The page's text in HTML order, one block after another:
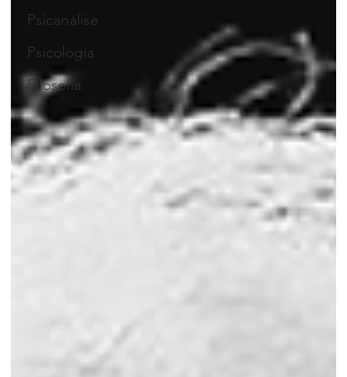
Psicanálise
Psicologia
Filosofia